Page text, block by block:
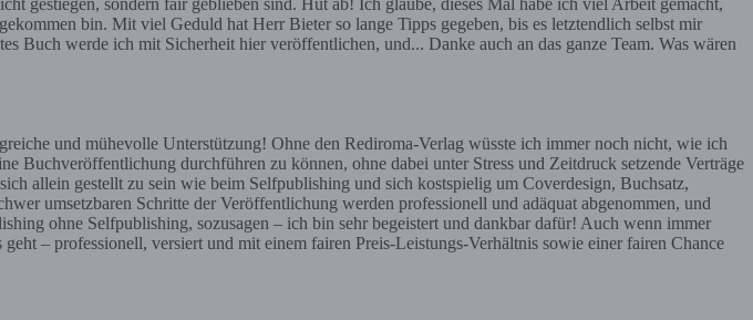
gestiegen, sondern fair geblieben sind. Hut ab! Ich glaube, dieses Mal habe ich viel Arbeit gemacht,
bin. Mit viel Geduld hat Herr Bieter so lange Tipps gegeben, bis es letztendlich selbst mir
Buch werde ich mit Sicherheit hier veröffentlichen, und... Danke auch an das ganze Team. Was wären
und mühevolle Unterstützung! Ohne den Rediroma-Verlag wüsste ich immer noch nicht, wie ich
Buchveröffentlichung durchführen zu können, ohne dabei unter Stress und Zeitdruck setzende Verträge
allein gestellt zu sein wie beim Selfpublishing und sich kostspielig um Coverdesign, Buchsatz,
umsetzbaren Schritte der Veröffentlichung werden professionell und adäquat abgenommen, und
ohne Selfpublishing, sozusagen – ich bin sehr begeistert und dankbar dafür! Auch wenn immer
– professionell, versiert und mit einem fairen Preis-Leistungs-Verhältnis sowie einer fairen Chance